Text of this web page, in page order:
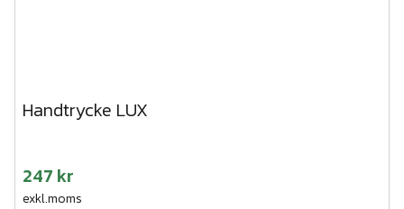
Handtrycke LUX
247 kr
exkl.moms